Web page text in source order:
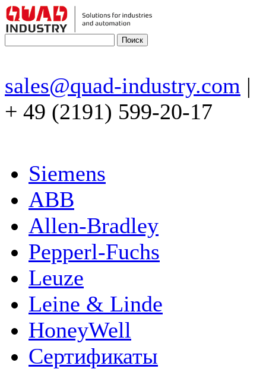
sales@quad-industry.com |
+ 49 (2191) 599-20-17
Siemens
ABB
Allen-Bradley
Pepperl-Fuchs
Leuze
Leine & Linde
HoneyWell
Сертификаты